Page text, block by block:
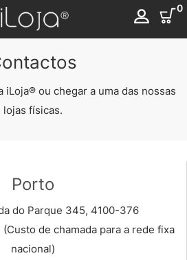
0
iLoja® ou chegar a uma das nossas
lojas físicas.
Porto
do Parque 345, 4100-376
(Custo de chamada para a rede fixa
nacional)